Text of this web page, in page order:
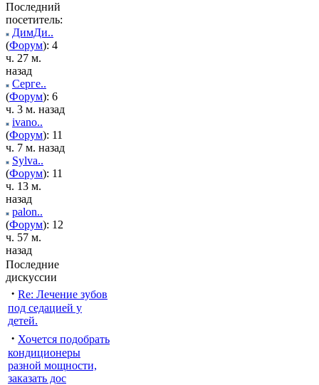
Последний
посетитель:
ДимДи..
(Форум): 4
ч. 27 м.
назад
Серге..
(Форум): 6
ч. 3 м. назад
ivano..
(Форум): 11
ч. 7 м. назад
Sylva..
(Форум): 11
ч. 13 м.
назад
palon..
(Форум): 12
ч. 57 м.
назад
Последние
дискуссии
· Re: Лечение зубов
под седацией у
детей.
· Хочется подобрать
кондиционеры
разной мощности,
заказать дос